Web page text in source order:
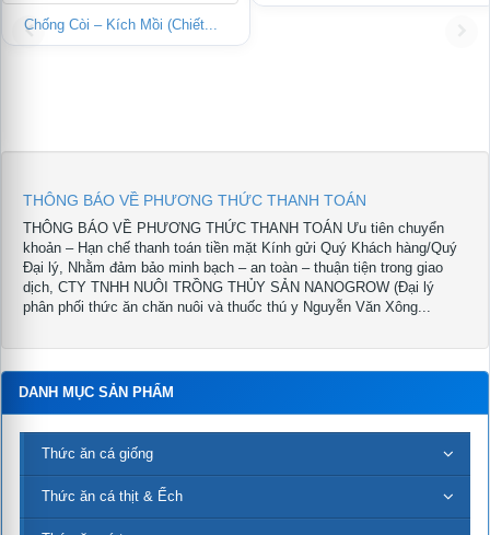
Chống Còi – Kích Mồi (Chiết...
THÔNG BÁO VỀ PHƯƠNG THỨC THANH TOÁN
THÔNG BÁO VỀ PHƯƠNG THỨC THANH TOÁN Ưu tiên chuyển
khoản – Hạn chế thanh toán tiền mặt Kính gửi Quý Khách hàng/Quý
Đại lý, Nhằm đảm bảo minh bạch – an toàn – thuận tiện trong giao
dịch, CTY TNHH NUÔI TRỒNG THỦY SẢN NANOGROW (Đại lý
phân phối thức ăn chăn nuôi và thuốc thú y Nguyễn Văn Xông...
DANH MỤC SẢN PHẨM
Thức ăn cá giống
Thức ăn cá thịt & Ếch